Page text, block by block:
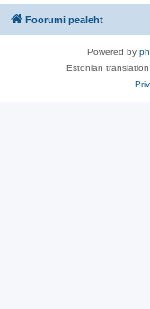
Foorumi pealeht
Powered by
Estonian